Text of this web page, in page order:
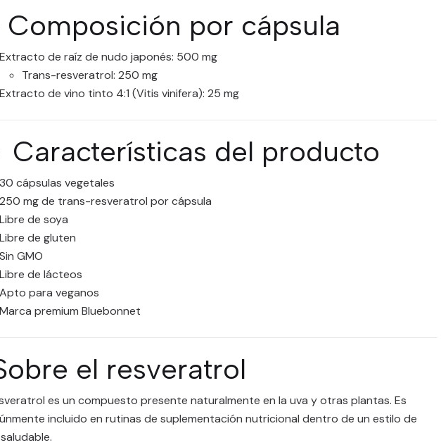
Composición por cápsula
Extracto de raíz de nudo japonés: 500 mg
Trans-resveratrol: 250 mg
Extracto de vino tinto 4:1 (Vitis vinifera): 25 mg
Características del producto
30 cápsulas vegetales
250 mg de trans-resveratrol por cápsula
Libre de soya
Libre de gluten
Sin GMO
Libre de lácteos
Apto para veganos
Marca premium Bluebonnet
el resveratrol
es un compuesto presente naturalmente en la uva y otras plantas. Es
incluido en rutinas de suplementación nutricional dentro de un estilo de